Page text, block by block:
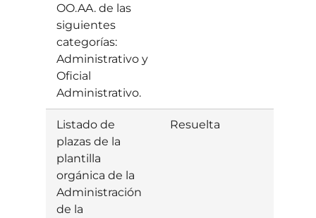
OO.AA. de las
siguientes
categorías:
Administrativo y
Oficial
Administrativo.
Listado de
plazas de la
plantilla
orgánica de la
Administración
de la
Resuelta